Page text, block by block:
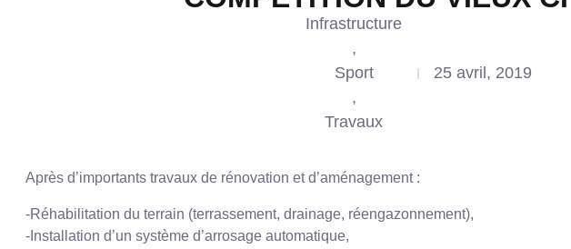
Infrastructure
,
Sport
,
Travaux
25 avril, 2019
Après d’importants travaux de rénovation et d’aménagement :
-Réhabilitation du terrain (terrassement, drainage, réengazonnement),
-Installation d’un système d’arrosage automatique,